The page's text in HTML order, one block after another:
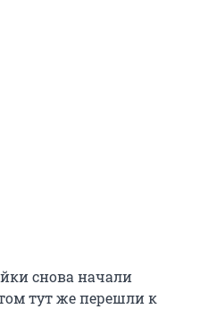
снова начали
тут же перешли к